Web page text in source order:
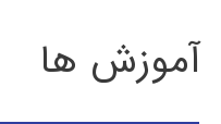
آموزش ها